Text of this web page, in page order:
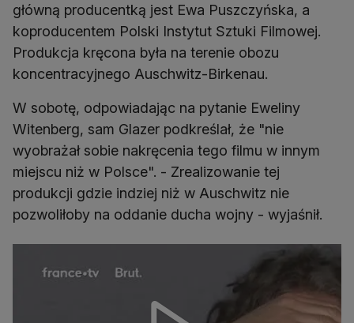
główną producentką jest Ewa Puszczyńska, a
koproducentem Polski Instytut Sztuki Filmowej.
Produkcja kręcona była na terenie obozu
koncentracyjnego Auschwitz-Birkenau.
W sobotę, odpowiadając na pytanie Eweliny
Witenberg, sam Glazer podkreślał, że "nie
wyobrażał sobie nakręcenia tego filmu w innym
miejscu niż w Polsce". - Zrealizowanie tej
produkcji gdzie indziej niż w Auschwitz nie
pozwoliłoby na oddanie ducha wojny - wyjaśnił.